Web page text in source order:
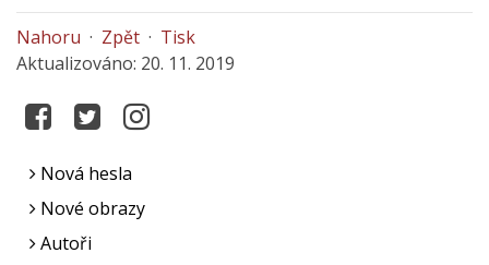
Nahoru · Zpět · Tisk
Aktualizováno: 20. 11. 2019
Nová hesla
Nové obrazy
Autoři